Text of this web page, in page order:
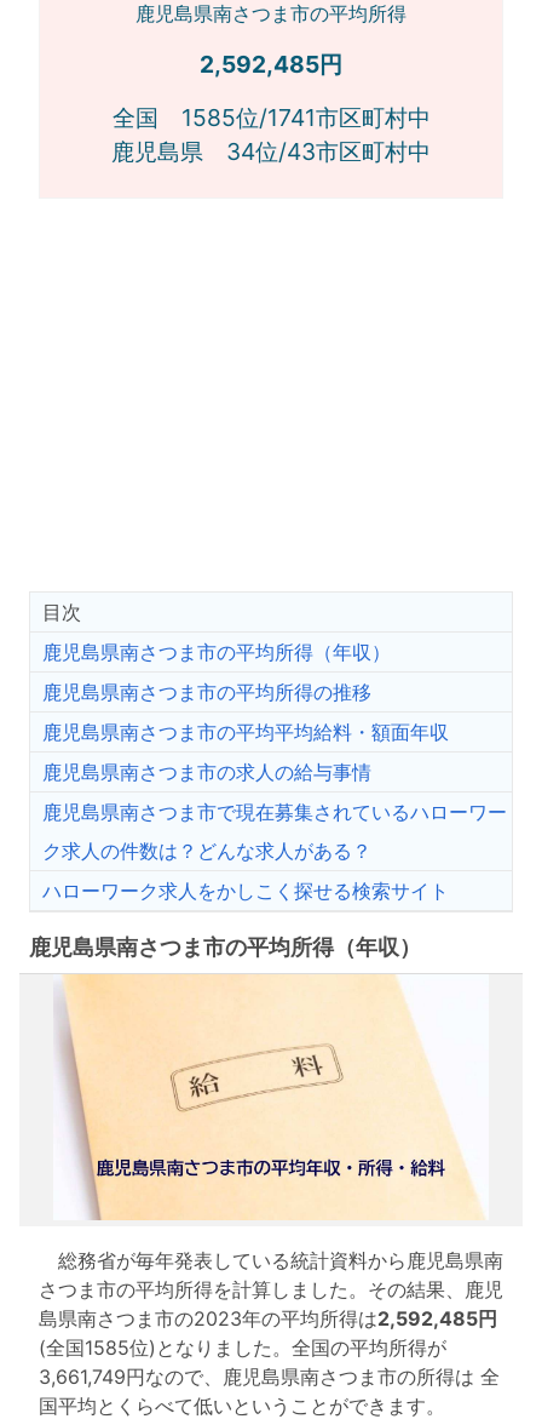
鹿児島県南さつま市の平均所得
2,592,485円
全国 1585位/1741市区町村中
鹿児島県 34位/43市区町村中
目次
鹿児島県南さつま市の平均所得（年収）
鹿児島県南さつま市の平均所得の推移
鹿児島県南さつま市の平均平均給料・額面年収
鹿児島県南さつま市の求人の給与事情
鹿児島県南さつま市で現在募集されているハローワー
ク求人の件数は？どんな求人がある？
ハローワーク求人をかしこく探せる検索サイト
鹿児島県南さつま市の平均所得（年収）
総務省が毎年発表している統計資料から鹿児島県南
さつま市の平均所得を計算しました。その結果、鹿児
島県南さつま市の2023年の平均所得は2,592,485円
(全国1585位)となりました。全国の平均所得が
3,661,749円なので、鹿児島県南さつま市の所得は 全
国平均とくらべて低いということができます。